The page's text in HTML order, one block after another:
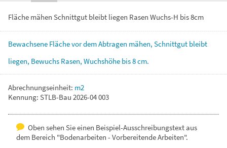
Fläche mähen Schnittgut bleibt liegen Rasen Wuchs-H bis 8cm
Bewachsene FlächevordemAbtragen mähen, Schnittgut bleibt
liegen, Bewuchs Rasen, Wuchshöhe bis8cm.
Abrechnungseinheit: m2
Kennung: STLB-Bau 2026-04 003
Oben sehen Sie einen Beispiel-Ausschreibungstext aus
dem Bereich "Bodenarbeiten - Vorbereitende Arbeiten".